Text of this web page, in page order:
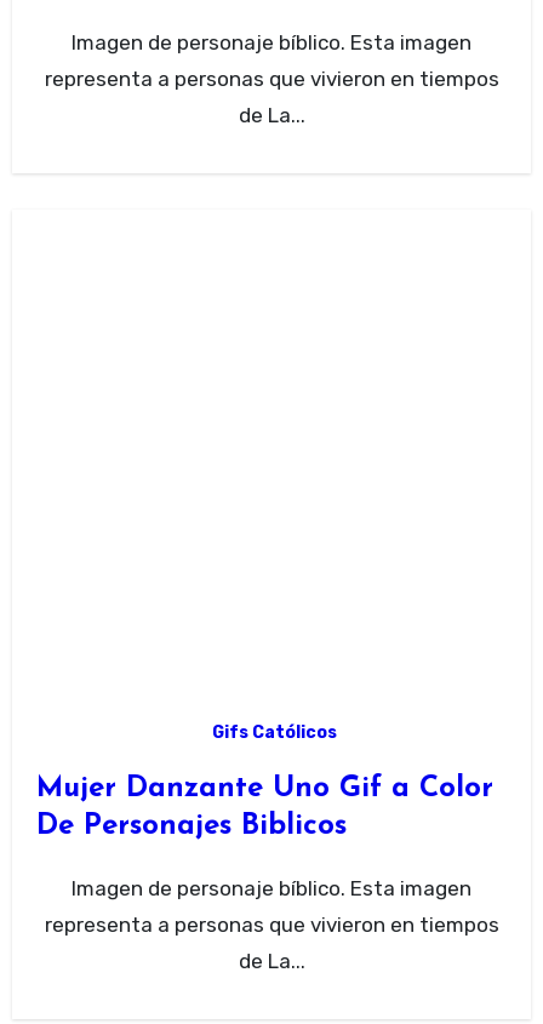
Imagen de personaje bíblico. Esta imagen
representa a personas que vivieron en tiempos
de La...
Gifs Católicos
Mujer Danzante Uno Gif a Color
De Personajes Biblicos
Imagen de personaje bíblico. Esta imagen
representa a personas que vivieron en tiempos
de La...